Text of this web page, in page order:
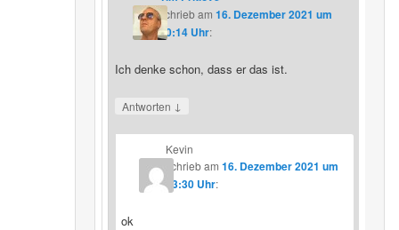
schriebam 16. Dezember 2021 um
20:14 Uhr:
Ich denke schon, dass er das ist.
Antworten ↓
Kevin
schriebam16. Dezember 2021 um
23:30 Uhr:
ok